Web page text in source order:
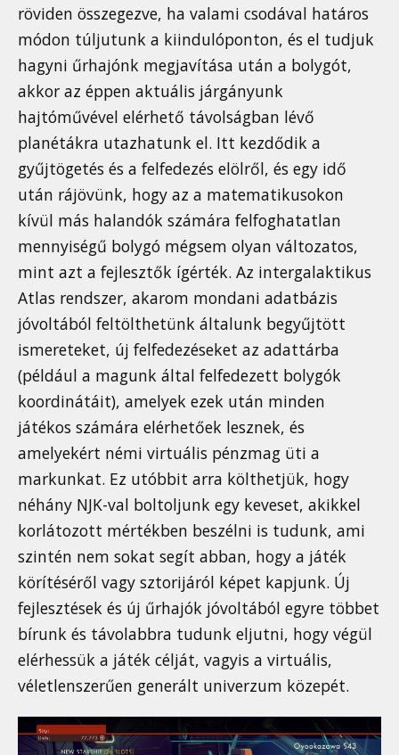
röviden összegezve, ha valami csodával határos
módon túljutunk a kiindulóponton, és el tudjuk
hagyni űrhajónk megjavítása után a bolygót,
akkor az éppen aktuális járgányunk
hajtóművével elérhető távolságban lévő
planétákra utazhatunk el. Itt kezdődik a
gyűjtögetés és a felfedezés elölről, és egy idő
után rájövünk, hogy az a matematikusokon
kívül más halandók számára felfoghatatlan
mennyiségű bolygó mégsem olyan változatos,
mint azt a fejlesztők ígérték. Az intergalaktikus
Atlas rendszer, akarom mondani adatbázis
jóvoltából feltölthetünk általunk begyűjtött
ismereteket, új felfedezéseket az adattárba
(például a magunk által felfedezett bolygók
koordinátáit), amelyek ezek után minden
játékos számára elérhetőek lesznek, és
amelyekért némi virtuális pénzmag üti a
markunkat. Ez utóbbit arra költhetjük, hogy
néhány NJK-val boltoljunk egy keveset, akikkel
korlátozott mértékben beszélni is tudunk, ami
szintén nem sokat segít abban, hogy a játék
körítéséről vagy sztorijáról képet kapjunk. Új
fejlesztések és új űrhajók jóvoltából egyre többet
bírunk és távolabbra tudunk eljutni, hogy végül
elérhessük a játék célját, vagyis a virtuális,
véletlenszerűen generált univerzum közepét.